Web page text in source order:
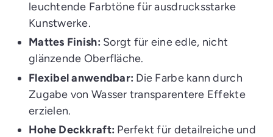
e
n
leuchtende Farbtöne für ausdrucksstarke
Kunstwerke.
Mattes Finish: Sorgt für eine edle, nicht
glänzende Oberfläche.
Flexibel anwendbar: Die Farbe kann durch
Zugabe von Wasser transparentere Effekte
erzielen.
Hohe Deckkraft: Perfekt für detailreiche und